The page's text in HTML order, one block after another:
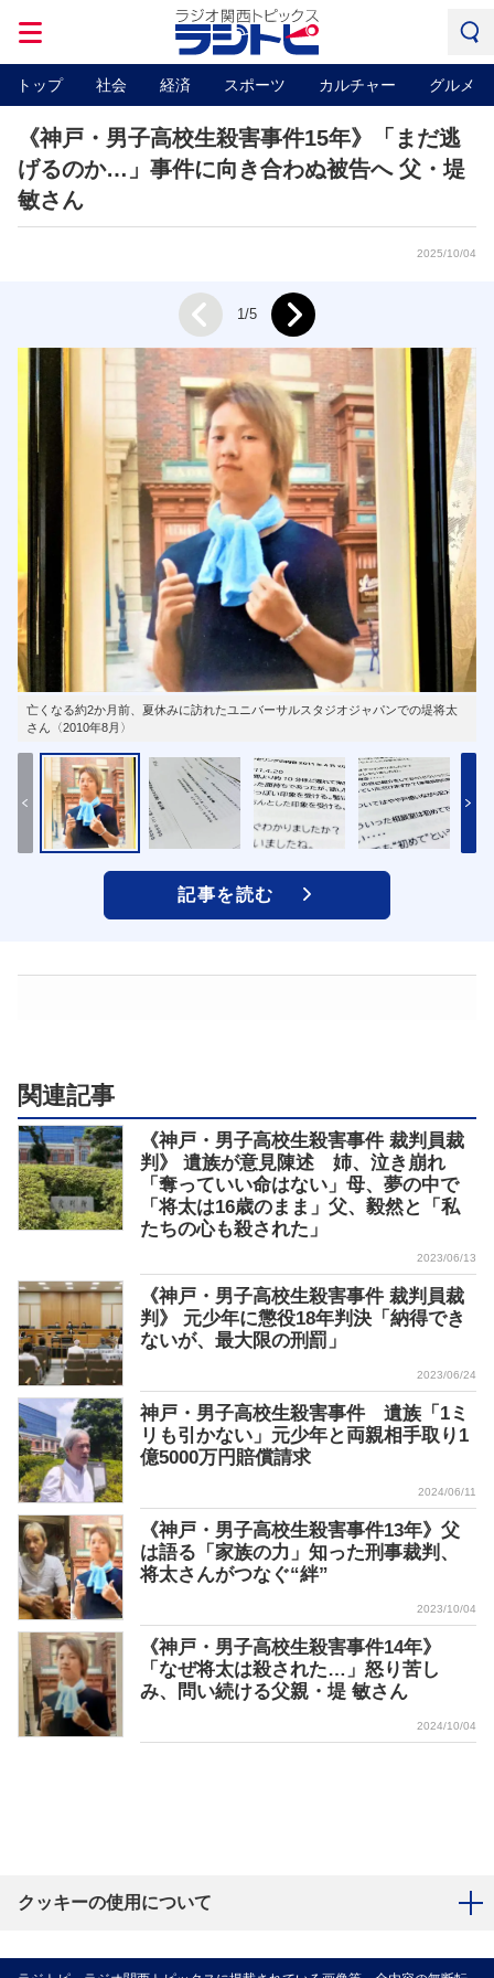
トップ 社会 経済 スポーツ カルチャー グルメ
《神戸・男子高校生殺害事件15年》「まだ逃
げるのか…」事件に向き合わぬ被告へ 父・堤
敏さん
2025/10/04
亡くなる約2か月前、夏休みに訪れたユニバーサルスタジオジャパンでの堤将太
さん〈2010年8月〉
Prev 1/5 Next
記事を読む
関連記事
《神戸・男子高校生殺害事件 裁判員裁
判》 遺族が意見陳述 姉、泣き崩れ
「奪っていい命はない」母、夢の中で
「将太は16歳のまま」父、毅然と「私
たちの心も殺された」
2023/06/13
《神戸・男子高校生殺害事件 裁判員裁
判》 元少年に懲役18年判決「納得でき
ないが、最大限の刑罰」
2023/06/24
神戸・男子高校生殺害事件 遺族「1ミ
リも引かない」元少年と両親相手取り1
億5000万円賠償請求
2024/06/11
《神戸・男子高校生殺害事件13年》父
は語る「家族の力」知った刑事裁判、
将太さんがつなぐ“絆”
2023/10/04
《神戸・男子高校生殺害事件14年》
「なぜ将太は殺された…」怒り苦し
み、問い続ける父親・堤 敏さん
2024/10/04
クッキーの使用について